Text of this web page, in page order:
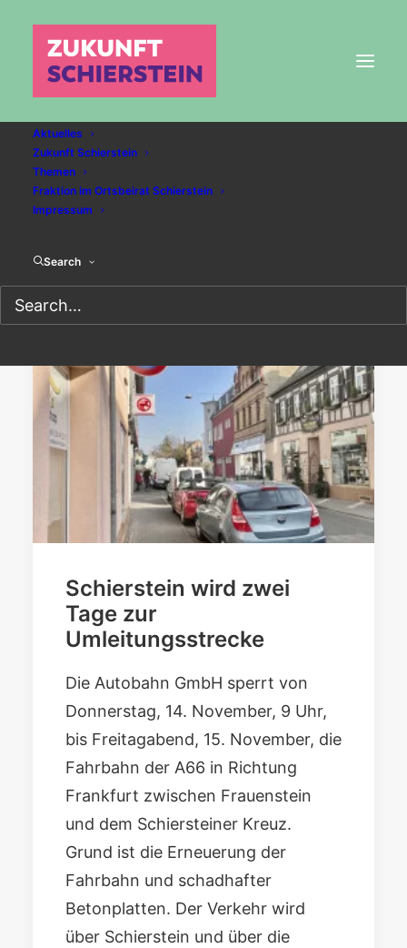
Aktuelles
Zukunft Schierstein
Themen
Fraktion im Ortsbeirat Schierstein
Impressum
Search
Verkehr
Schierstein wird zwei
Tage zur
Umleitungsstrecke
Die Autobahn GmbH sperrt von
Donnerstag, 14. November, 9 Uhr,
bis Freitagabend, 15. November, die
Fahrbahn der A66 in Richtung
Frankfurt zwischen Frauenstein
und dem Schiersteiner Kreuz.
Grund ist die Erneuerung der
Fahrbahn und schadhafter
Betonplatten. Der Verkehr wird
über Schierstein und über die